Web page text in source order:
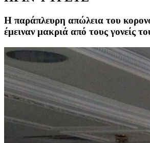
Η παράπλευρη απώλεια του
έμειναν μακριά από τους γονείς